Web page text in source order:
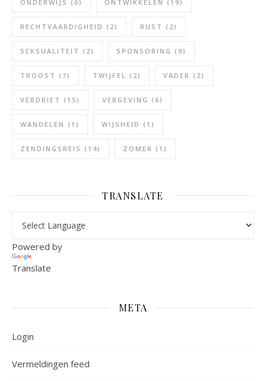
ONDERWIJS (6) ONTWIKKELEN (19)
RECHTVAARDIGHEID (2) RUST (2)
SEKSUALITEIT (2) SPONSORING (9)
TROOST (7) TWIJFEL (2) VADER (2)
VERDRIET (15) VERGEVING (6)
WANDELEN (1) WIJSHEID (1)
ZENDINGSREIS (14) ZOMER (1)
TRANSLATE
Powered by
Translate
META
Login
Vermeldingen feed